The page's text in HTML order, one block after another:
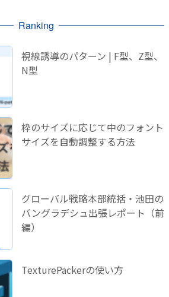
Ranking
視線誘導のパターン | F型、Z型、
N型
枠のサイズに応じて中のフォント
サイズを自動調整する方法
グローバル戦略本部統括・池田の
バングラデシュ出張レポート（前
編）
TexturePackerの使い方